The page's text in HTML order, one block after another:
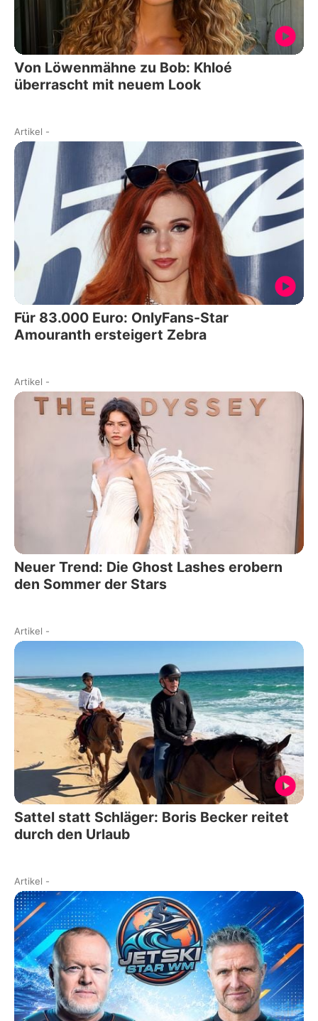
Von Löwenmähne zu Bob: Khloé
überrascht mit neuem Look
Artikel -
Für 83.000 Euro: OnlyFans-Star
Amouranth ersteigert Zebra
Artikel -
Neuer Trend: Die Ghost Lashes erobern
den Sommer der Stars
Artikel -
Sattel statt Schläger: Boris Becker reitet
durch den Urlaub
Artikel -